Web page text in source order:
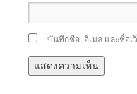
บันทึกชื่อ, อีเมล และชื่อ